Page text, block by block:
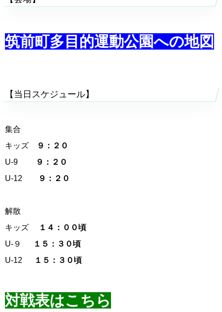
筑前町多目的運動公園への地図
【当日スケジュール】
集合
キッズ
９：２０
U-9
９：２０
U-12
９：２０
解散
キッズ
１４：００頃
U-９
１５：３０頃
U-12
１５：３０頃
対戦表はこちら